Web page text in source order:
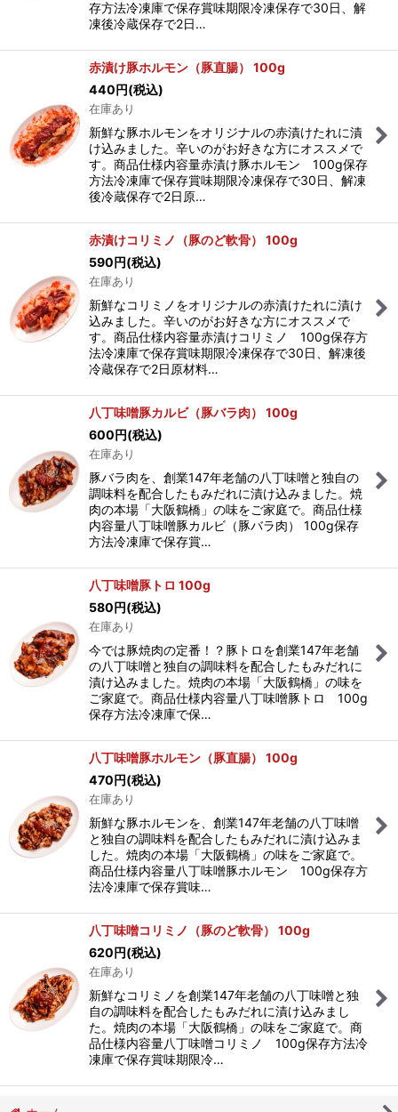
存方法冷凍庫で保存賞味期限冷凍保存で30日、解
凍後冷蔵保存で2日…
赤漬け豚ホルモン（豚直腸） 100g
440円(税込)
在庫あり
新鮮な豚ホルモンをオリジナルの赤漬けたれに漬
け込みました。辛いのがお好きな方にオススメで
す。商品仕様内容量赤漬け豚ホルモン 100g保存
方法冷凍庫で保存賞味期限冷凍保存で30日、解凍
後冷蔵保存で2日原…
赤漬けコリミノ（豚のど軟骨） 100g
590円(税込)
在庫あり
新鮮なコリミノをオリジナルの赤漬けたれに漬け
込みました。辛いのがお好きな方にオススメで
す。商品仕様内容量赤漬けコリミノ 100g保存方
法冷凍庫で保存賞味期限冷凍保存で30日、解凍後
冷蔵保存で2日原材料…
八丁味噌豚カルビ（豚バラ肉） 100g
600円(税込)
在庫あり
豚バラ肉を、創業147年老舗の八丁味噌と独自の
調味料を配合したもみだれに漬け込みました。焼
肉の本場「大阪鶴橋」の味をご家庭で。商品仕様
内容量八丁味噌豚カルビ（豚バラ肉） 100g保存
方法冷凍庫で保存賞…
八丁味噌豚トロ 100g
580円(税込)
在庫あり
今では豚焼肉の定番！？豚トロを創業147年老舗
の八丁味噌と独自の調味料を配合したもみだれに
漬け込みました。焼肉の本場「大阪鶴橋」の味を
ご家庭で。商品仕様内容量八丁味噌豚トロ 100g
保存方法冷凍庫で保…
八丁味噌豚ホルモン（豚直腸） 100g
470円(税込)
在庫あり
新鮮な豚ホルモンを、創業147年老舗の八丁味噌
と独自の調味料を配合したもみだれに漬け込みま
した。焼肉の本場「大阪鶴橋」の味をご家庭で。
商品仕様内容量八丁味噌豚ホルモン 100g保存方
法冷凍庫で保存賞味…
八丁味噌コリミノ（豚のど軟骨） 100g
620円(税込)
在庫あり
新鮮なコリミノを創業147年老舗の八丁味噌と独
自の調味料を配合したもみだれに漬け込みまし
た。焼肉の本場「大阪鶴橋」の味をご家庭で。商
品仕様内容量八丁味噌コリミノ 100g保存方法冷
凍庫で保存賞味期限冷…